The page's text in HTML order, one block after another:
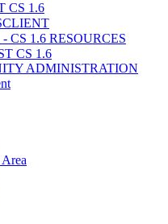
CS 1.6
1.6 RESOURCES
CS 1.6
ADMINISTRATION